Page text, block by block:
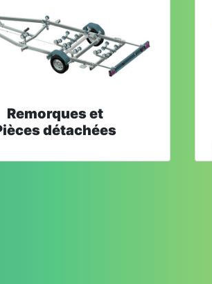
Remorques et
détachées